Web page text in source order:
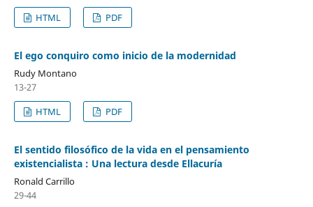
HTML
PDF
El ego conquiro como inicio de la modernidad
Rudy Montano
13-27
HTML
PDF
El sentido filosófico de la vida en el pensamiento
existencialista : Una lectura desde Ellacuría
Ronald Carrillo
29-44